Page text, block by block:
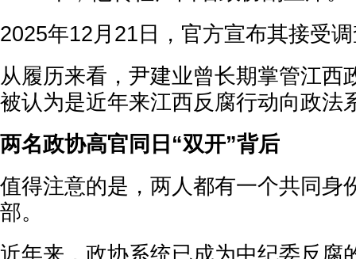
2025年12月21日，官方宣布其接受
从履历来看，尹建业曾长期掌管江西
被认为是近年来江西反腐行动向政法
两名政协高官同日“双开”背后
值得注意的是，两人都有一个共同
部。
近年来，政协系统已成为中纪委反腐